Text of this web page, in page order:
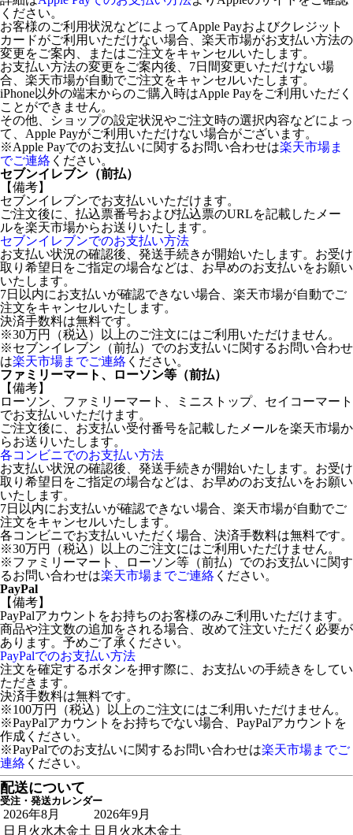
ください。
お客様のご利用状況などによってApple Payおよびクレジット
カードがご利用いただけない場合、楽天市場がお支払い方法の
変更をご案内、またはご注文をキャンセルいたします。
お支払い方法の変更をご案内後、7日間変更いただけない場
合、楽天市場が自動でご注文をキャンセルいたします。
iPhone以外の端末からのご購入時はApple Payをご利用いただく
ことができません。
その他、ショップの設定状況やご注文時の選択内容などによっ
て、Apple Payがご利用いただけない場合がございます。
※Apple Payでのお支払いに関するお問い合わせは楽天市場ま
でご連絡 ください。
セブンイレブン（前払）
【備考】
セブンイレブンでお支払いいただけます。
ご注文後に、払込票番号および払込票のURLを記載したメー
ルを楽天市場からお送りいたします。
セブンイレブンでのお支払い方法
お支払い状況の確認後、発送手続きが開始いたします。お受け
取り希望日をご指定の場合などは、お早めのお支払いをお願い
いたします。
7日以内にお支払いが確認できない場合、楽天市場が自動でご
注文をキャンセルいたします。
決済手数料は無料です。
※30万円（税込）以上のご注文にはご利用いただけません。
※セブンイレブン（前払）でのお支払いに関するお問い合わせ
は楽天市場までご連絡 ください。
ファミリーマート、ローソン等（前払）
【備考】
ローソン、ファミリーマート、ミニストップ、セイコーマート
でお支払いいただけます。
ご注文後に、お支払い受付番号を記載したメールを楽天市場か
らお送りいたします。
各コンビニでのお支払い方法
お支払い状況の確認後、発送手続きが開始いたします。お受け
取り希望日をご指定の場合などは、お早めのお支払いをお願い
いたします。
7日以内にお支払いが確認できない場合、楽天市場が自動でご
注文をキャンセルいたします。
各コンビニでお支払いいただく場合、決済手数料は無料です。
※30万円（税込）以上のご注文にはご利用いただけません。
※ファミリーマート、ローソン等（前払）でのお支払いに関す
るお問い合わせは楽天市場までご連絡 ください。
PayPal
【備考】
PayPalアカウントをお持ちのお客様のみご利用いただけます。
商品や注文数の追加をされる場合、改めて注文いただく必要が
あります。予めご了承ください。
PayPalでのお支払い方法
注文を確定するボタンを押す際に、お支払いの手続きをしてい
ただきます。
決済手数料は無料です。
※100万円（税込）以上のご注文にはご利用いただけません。
※PayPalアカウントをお持ちでない場合、PayPalアカウントを
作成ください。
※PayPalでのお支払いに関するお問い合わせは楽天市場までご
連絡 ください。
配送について
受注・発送カレンダー
2026年8月
日 月 火水木金土
2026年9月
日 月 火水木金土